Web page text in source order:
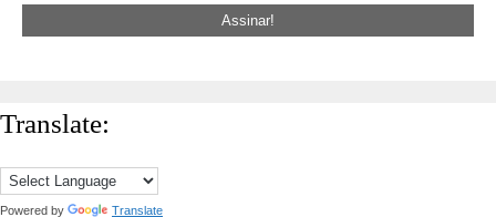
Translate:
Powered by Translate